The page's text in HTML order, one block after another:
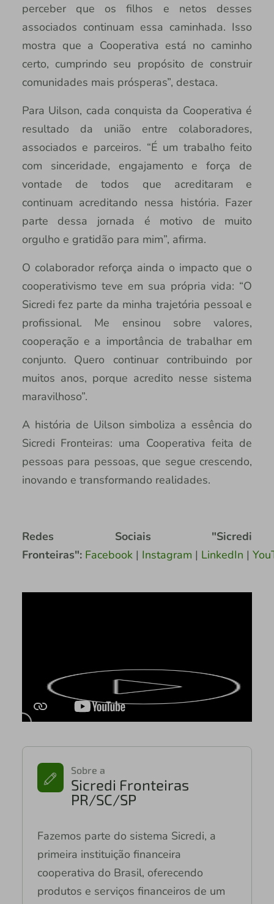
perceber que os filhos e netos desses
associados continuam essa caminhada. Isso
mostra que a Cooperativa está no caminho
certo, cumprindo seu propósito de construir
comunidades mais prósperas”, destaca.
Para Uilson, cada conquista da Cooperativa é
resultado da união entre colaboradores,
associados e parceiros. “É um trabalho feito
com sinceridade, engajamento e força de
vontade de todos que acreditaram e
continuam acreditando nessa história. Fazer
parte dessa jornada é motivo de muito
orgulho e gratidão para mim”, afirma.
O colaborador reforça ainda o impacto que o
cooperativismo teve em sua própria vida: “O
Sicredi fez parte da minha trajetória pessoal e
profissional. Me ensinou sobre valores,
cooperação e a importância de trabalhar em
conjunto. Quero continuar contribuindo por
muitos anos, porque acredito nesse sistema
maravilhoso”.
A história de Uilson simboliza a essência do
Sicredi Fronteiras: uma Cooperativa feita de
pessoas para pessoas, que segue crescendo,
inovando e transformando realidades.
Redes Sociais "Sicredi
Fronteiras": Facebook| Instagram | LinkedIn |
Sobre a
Sicredi Fronteiras
PR/SC/SP
Fazemos parte do sistema Sicredi, a
primeira instituição financeira
cooperativa do Brasil, oferecendo
produtos e serviços financeiros de um